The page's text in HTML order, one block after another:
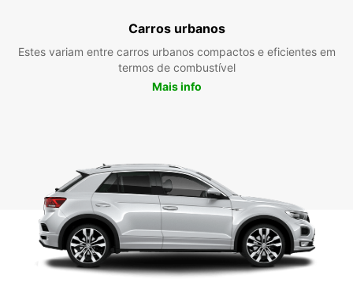
Carros urbanos
Estes variam entre carros urbanos compactos e eficientes em
termos de combustível
Mais info